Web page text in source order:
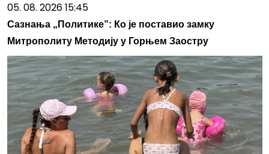
05. 08. 2026 15:45
Сазнања „Политике”: Ко је поставио замку
Митрополиту Методију у Горњем Заостру